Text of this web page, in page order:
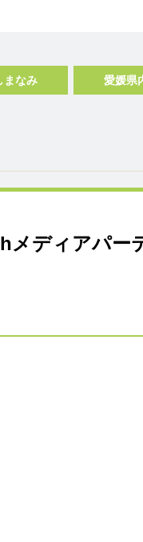
まなみ 愛媛県
ディアパー